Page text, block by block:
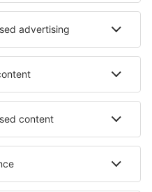
orașe
Drăganului
Revilla de Camargo
Smerillo